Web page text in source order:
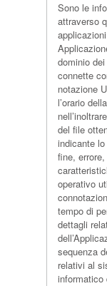
Sono le
attraverso
dominio
connette
notazione
l’orario
del file
indicante
fine,
operativo
tempo di
dettagli
sequenza
relativi al
informatico